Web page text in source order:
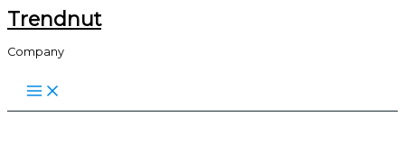
Skip
content
Trendnut
Company